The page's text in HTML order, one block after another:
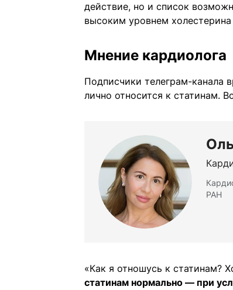
действие, но и список
высоким уровнем
Мнение кардиолога
Подписчики телеграм-канала
лично относится к статинам.
РАН
«Как я отношусь к статинам?
статинам нормально — при